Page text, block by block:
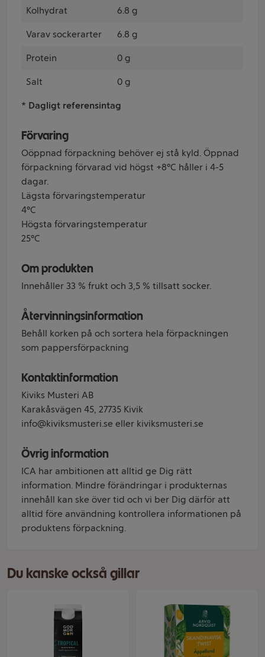
Kolhydrat 6.8 g
Varav sockerarter 6.8 g
Protein 0 g
Salt 0 g
* Dagligt referensintag
Förvaring
Oöppnad förpackning behöver ej stå kyld. Öppnad
förpackning förvarad vid högst +8°C håller i 4-5
dagar.
Lägsta förvaringstemperatur
4°C
Högsta förvaringstemperatur
25°C
Om produkten
Innehåller 33 % frukt och 3,5 % tillsatt socker.
Återvinningsinformation
Behåll korken på och sortera hela förpackningen
som pappersförpackning
Kontaktinformation
Kiviks Musteri AB
Karakåsvägen 45, 27735 Kivik
info@kiviksmusteri.se eller kiviksmusteri.se
Övrig information
ICA har ambitionen att alltid ge Dig rätt
information. Mindre förändringar i produkternas
innehåll kan ske över tid och vi ber Dig därför att
alltid före användning kontrollera informationen på
produktens förpackning.
Du kanske också gillar